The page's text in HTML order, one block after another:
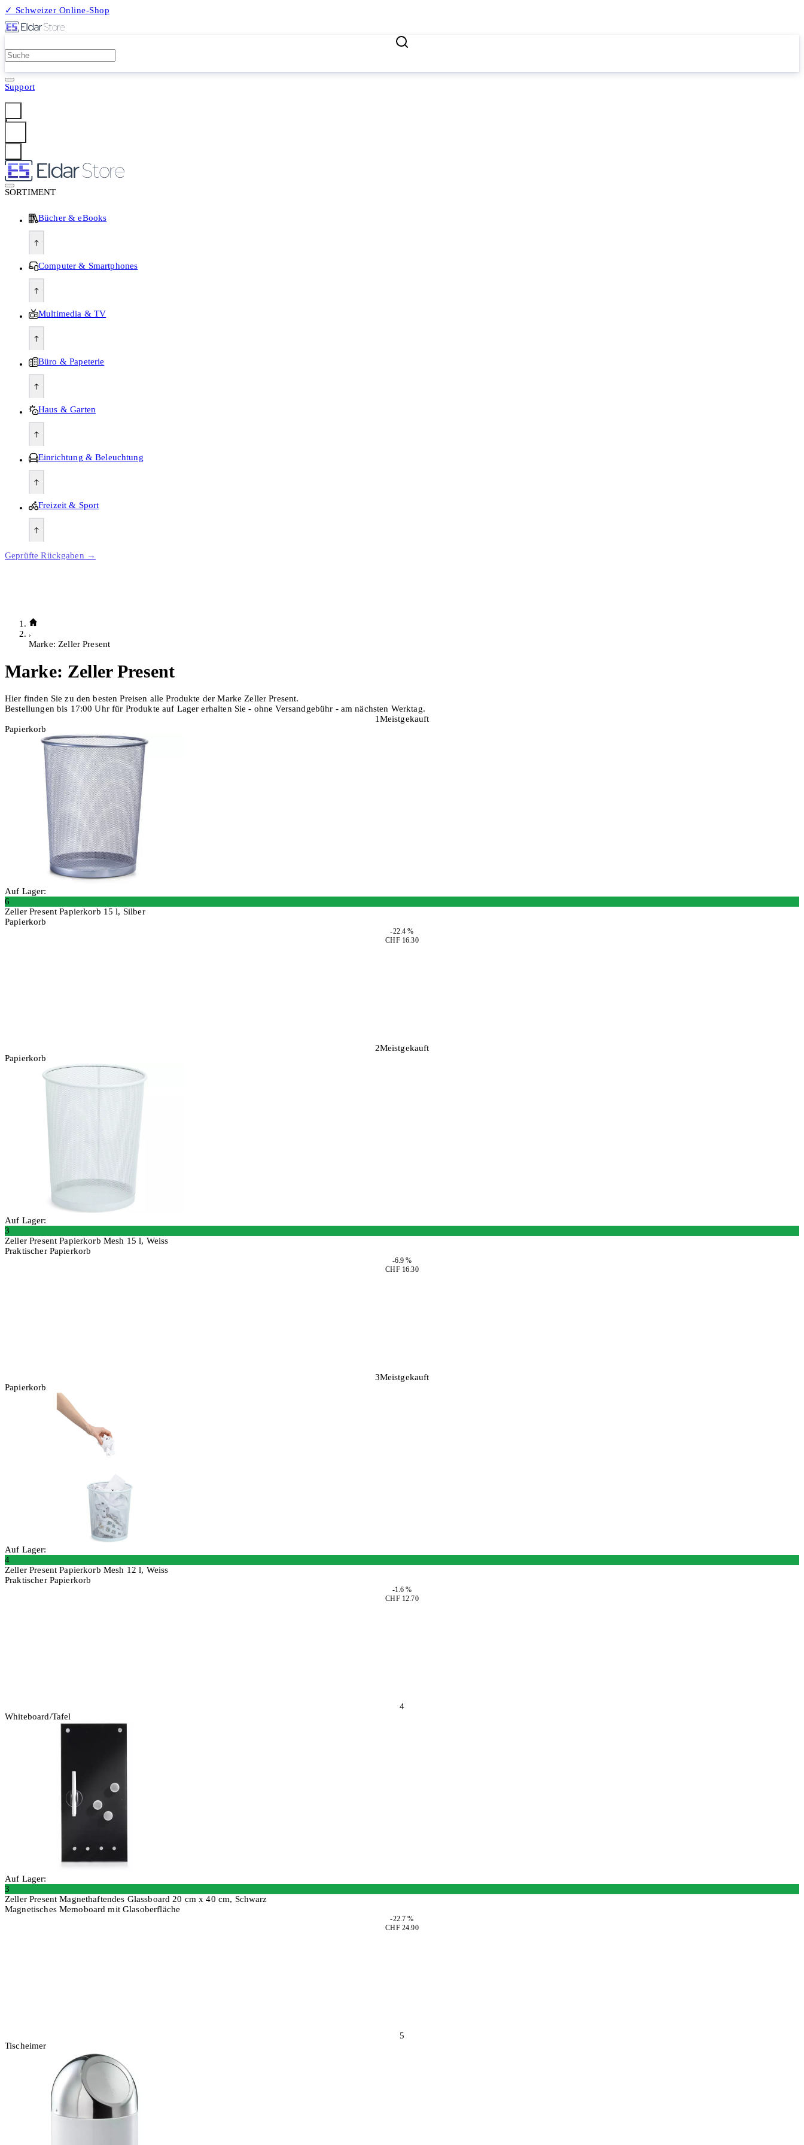
✓ Schweizer Online-Shop
Support
SORTIMENT
Bücher & eBooks
Computer & Smartphones
Multimedia & TV
Büro & Papeterie
Haus & Garten
Einrichtung & Beleuchtung
Freizeit & Sport
Geprüfte Rückgaben →
Marke: Zeller Present
Marke: Zeller Present
Hier finden Sie zu den besten Preisen alle Produkte der Marke Zeller Present.
Bestellungen bis 17:00 Uhr für Produkte auf Lager erhalten Sie - ohne Versandgebühr - am nächsten Werktag.
1Meistgekauft
Papierkorb
Auf Lager:
6
Zeller Present Papierkorb 15 l, Silber
Papierkorb
-22.4 %
CHF 16.30
2Meistgekauft
Papierkorb
Auf Lager:
3
Zeller Present Papierkorb Mesh 15 l, Weiss
Praktischer Papierkorb
-6.9 %
CHF 16.30
3Meistgekauft
Papierkorb
Auf Lager:
4
Zeller Present Papierkorb Mesh 12 l, Weiss
Praktischer Papierkorb
-1.6 %
CHF 12.70
4
Whiteboard/Tafel
Auf Lager:
3
Zeller Present Magnethaftendes Glassboard 20 cm x 40 cm, Schwarz
Magnetisches Memoboard mit Glasoberfläche
-22.7 %
CHF 24.90
5
Tischeimer